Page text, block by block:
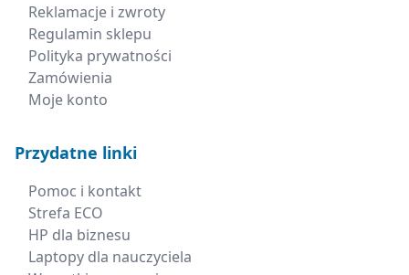
Reklamacje i zwroty
Regulamin sklepu
Polityka prywatności
Zamówienia
Moje konto
Przydatne linki
Pomoc i kontakt
Strefa ECO
HP dla biznesu
Laptopy dla nauczyciela